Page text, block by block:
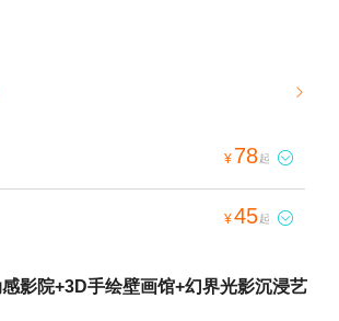

¥ 78起 
¥45起 
影院+3D手绘壁画馆+幻界光影沉浸艺